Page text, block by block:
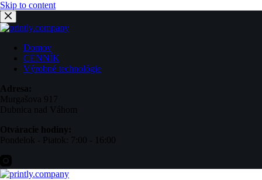
Skip to content
Domov
CENNÍK
Výrobné technológie
Adresa:
Murgašova 917
Dubnica nad Váhom
Otváracie hodiny:
Pondelok - Piatok: 7:00 - 16:00